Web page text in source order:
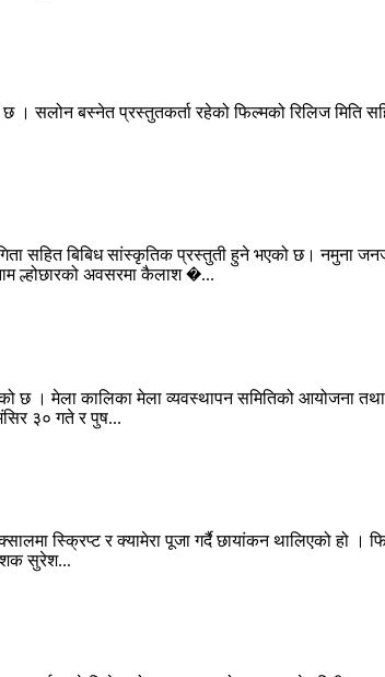
। सलोन बस्नेत प्रस्तुतकर्ता रहेको फिल्मको रिलिज मिति
सहित बिबिध सांस्कृतिक प्रस्तुती हुने भएको छ। नमुना
ल्होछारको अवसरमा कैलाश �...
छ । मेला कालिका मेला व्यवस्थापन समितिको आयोजना
३० गते र पुष...
स्क्रिप्ट र क्यामेरा पूजा गर्दै छायांकन थालिएको हो ।
सुरेश...